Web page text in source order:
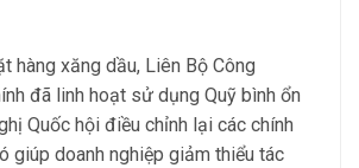
hàng xăng dầu, Liên Bộ Công
đã linh hoạt sử dụng Quỹ bình ổn
Quốc hội điều chỉnh lại các chính
giúp doanh nghiệp giảm thiểu tác